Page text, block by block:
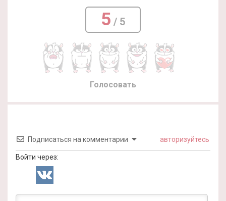
5 / 5
Голосовать
Подписаться на комментарии авторизуйтесь
Войти через: